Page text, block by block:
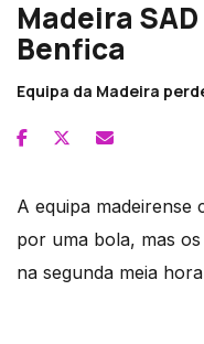
Madeira
Benfica
Equipa da Madeira
A equipa madeirense
por uma bola, mas
na segunda meia